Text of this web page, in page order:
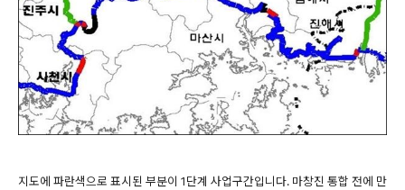
지도에 파란색으로 표시된 부분이 1단계 사업구간입니다. 마창진 통합 전에 만